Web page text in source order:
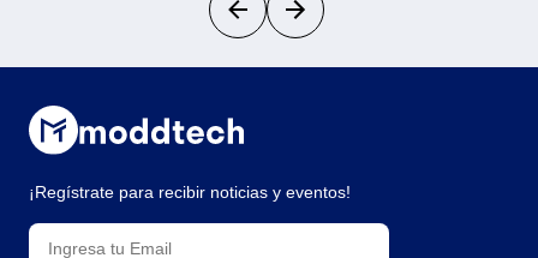
¡Regístrate para recibir noticias y eventos!